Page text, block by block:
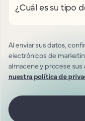
¿Cuál es su tipo
Al enviar sus datos,
electrónicos de
almacene y procese
nuestra política de